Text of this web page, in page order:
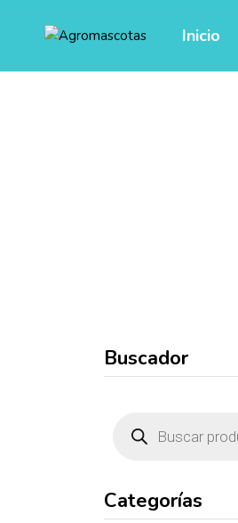
Inicio
Buscador
productos
Categorías